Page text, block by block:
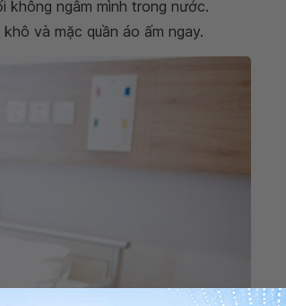
không ngâm mình trong nước.
và mặc quần áo ấm ngay.